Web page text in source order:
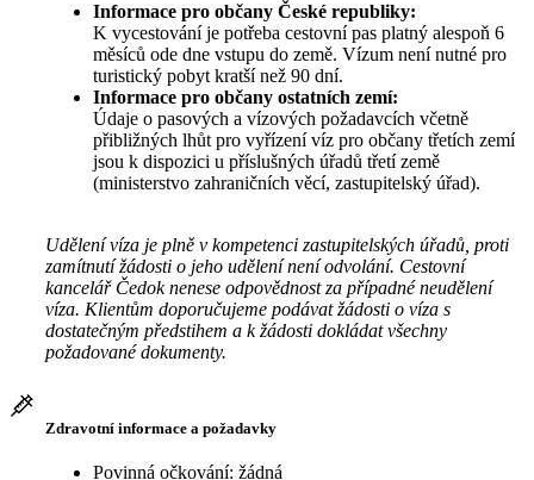
Informace pro občany České republiky:
K vycestování je potřeba cestovní pas platný alespoň 6
měsíců ode dne vstupu do země. Vízum není nutné pro
turistický pobyt kratší než 90 dní.
Informace pro občany ostatních zemí:
Údaje o pasových a vízových požadavcích včetně
přibližných lhůt pro vyřízení víz pro občany třetích zemí
jsou k dispozici u příslušných úřadů třetí země
(ministerstvo zahraničních věcí, zastupitelský úřad).
Udělení víza je plně v kompetenci zastupitelských úřadů, proti
zamítnutí žádosti o jeho udělení není odvolání. Cestovní
kancelář Čedok nenese odpovědnost za případné neudělení
víza. Klientům doporučujeme podávat žádosti o víza s
dostatečným předstihem a k žádosti dokládat všechny
požadované dokumenty.
Zdravotní informace a požadavky
Povinná očkování: žádná